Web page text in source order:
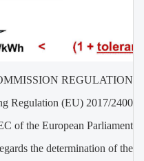
REGULATION
Regulation (EU) 2017/2400
of the European Parliament
the determination of the